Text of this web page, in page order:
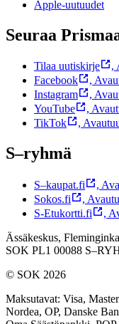
Apple-uutuudet
Seuraa
Tilaa uutiskirje ,
Facebook
,
Instagram
,
YouTube
,
TikTok
,
S–ryhmä
S–kaupat.fi ,
Sokos.fi
,
S-Etukortti.fi
,
Ässäkeskus,
SOK PL1 00088
© SOK 2026
Maksutavat: Visa,
Nordea, OP, Danske